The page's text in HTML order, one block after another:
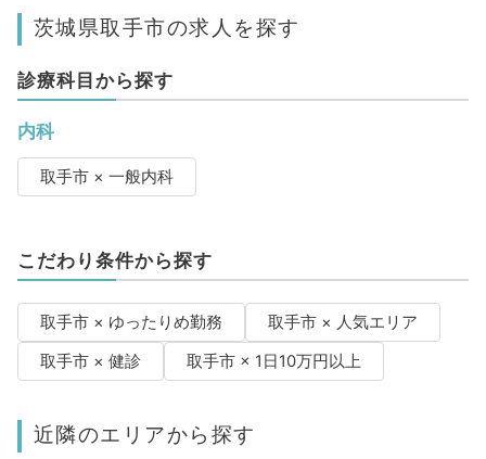
茨城県取手市の求人を探す
診療科目から探す
内科
取手市 × 一般内科
こだわり条件から探す
取手市 × ゆったりめ勤務
取手市 × 人気エリア
取手市 × 健診
取手市 × 1日10万円以上
近隣のエリアから探す